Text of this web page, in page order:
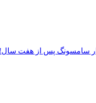
سامسونگ پس از هفت سال!